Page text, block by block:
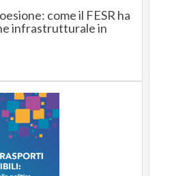
come il FESR ha
infrastrutturale in